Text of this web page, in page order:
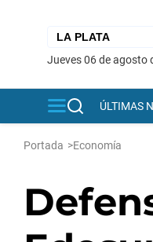
jueves 06 de agosto
ÚLTIMAS
Portada >Economía